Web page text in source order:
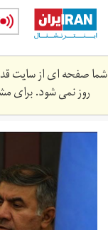
Skip
main
content
شما صفحه ای از سایت
روز نمی شود. برای
k-
2444141-